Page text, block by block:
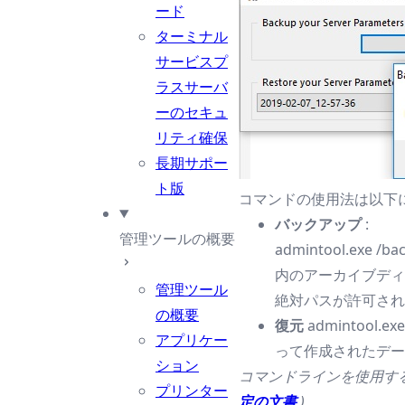
ード
ターミナル
サービスプ
ラスサーバ
ーのセキュ
リティ確保
長期サポー
ト版
管理ツールの概要
管理ツール
の概要
アプリケー
ション
プリンター
コマンドの使用法は以下
バックアップ:
admintool.exe /
内のアーカイブデ
絶対パスが許可さ
復元admintool.exe
って作成されたデ
コマンドラインを使用